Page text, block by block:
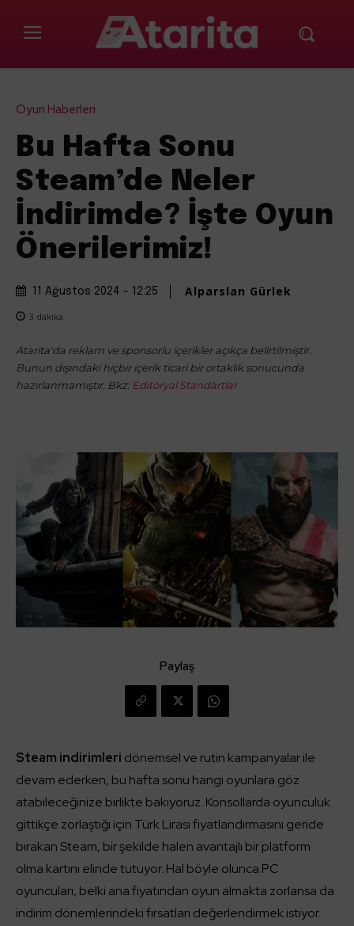
Oyun Haberleri
Bu Hafta Sonu
Steam’de Neler
İndirimde? İşte Oyun
Önerilerimiz!
11 Ağustos 2024 - 12:25 Alparslan Gürlek
3 dakika
Atarita'da reklam ve sponsorlu içerikler açıkça belirtilmiştir.
Bunun dışındaki hiçbir içerik ticari bir ortaklık sonucunda
hazırlanmamıştır. Bkz: Editöryal Standartlar
Paylaş
Steam indirimleri dönemsel ve rutin kampanyalar ile
devam ederken, bu hafta sonu hangi oyunlara göz
atabileceğinize birlikte bakıyoruz. Konsollarda oyunculuk
gittikçe zorlaştığı için Türk Lirası fiyatlandırmasını geride
bırakan Steam, bir şekilde halen avantajlı bir platform
olma kartını elinde tutuyor. Hal böyle olunca PC
oyuncuları, belki ana fiyatından oyun almakta zorlansa da
indirim dönemlerindeki fırsatları değerlendirmek istiyor.